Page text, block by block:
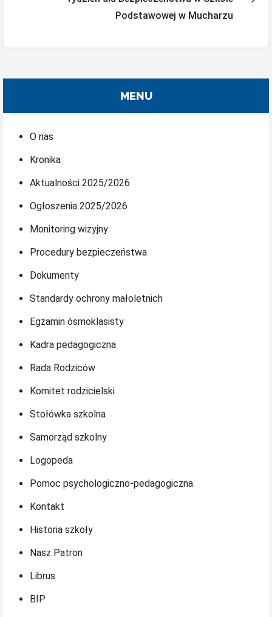
Podstawowej w Mucharzu
MENU
O nas
Kronika
Aktualności 2025/2026
Ogłoszenia 2025/2026
Monitoring wizyjny
Procedury bezpieczeństwa
Dokumenty
Standardy ochrony małoletnich
Egzamin ósmoklasisty
Kadra pedagogiczna
Rada Rodziców
Komitet rodzicielski
Stołówka szkolna
Samorząd szkolny
Logopeda
Pomoc psychologiczno-pedagogiczna
Kontakt
Historia szkoły
Nasz Patron
Librus
BIP